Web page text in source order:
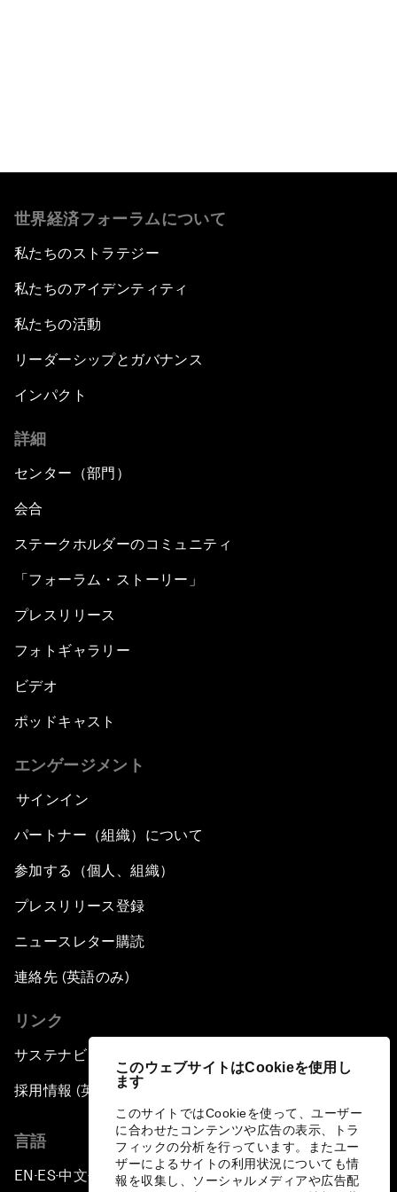
このウェブサイトはCookieを使用し
ます
このサイトではCookieを使って、ユーザー
に合わせたコンテンツや広告の表示、トラ
フィックの分析を行っています。またユー
ザーによるサイトの利用状況についても情
報を収集し、ソーシャルメディアや広告配
世界経済フォーラムについて
私たちのストラテジー
私たちのアイデンティティ
私たちの活動
リーダーシップとガバナンス
インパクト
詳細
センター（部門）
会合
ステークホルダーのコミュニティ
「フォーラム・ストーリー」
プレスリリース
フォトギャラリー
ビデオ
ポッドキャスト
エンゲージメント
サインイン
パートナー（組織）について
参加する（個人、組織）
プレスリリース登録
ニュースレター購読
連絡先 (英語のみ)
リンク
サステナビリティへの取り組み
採用情報 (英語のみ)
言語
EN ▪ ES▪中文▪ 日本語